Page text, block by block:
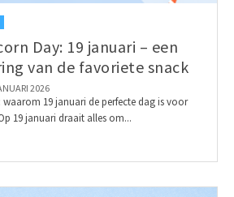
Day: 19 januari – een
van de favoriete snack
2026
19 januari de perfecte dag is voor
19 januari draait alles om...